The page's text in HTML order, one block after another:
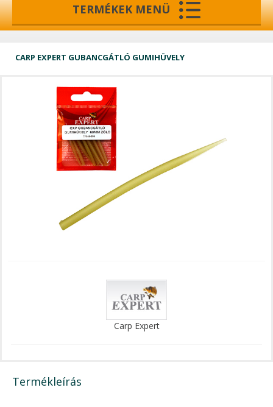
TERMÉKEK MENÜ
CARP EXPERT GUBANCGÁTLÓ GUMIHÜVELY
Carp Expert
Termékleírás